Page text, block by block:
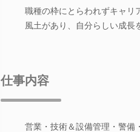
職種の枠にとらわれずキャリ
風土があり、自分らしい成長
仕事内容
営業・技術＆設備管理・警